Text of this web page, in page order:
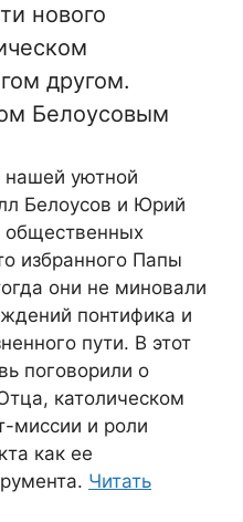
нового
другом.
Белоусовым
нашей уютной
Белоусов и Юрий
общественных
избранного Папы
они не миновали
понтифика и
пути. В этот
поговорили о
католическом
миссии и роли
как ее
Читать